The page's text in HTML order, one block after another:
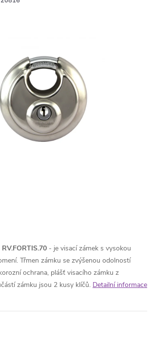
RV.FORTIS.70 - je visací zámek s vysokou
Třmen zámku se zvýšenou odolností
ochrana, plášť visacího zámku z
zámku jsou 2 kusy klíčů. Detailní informace